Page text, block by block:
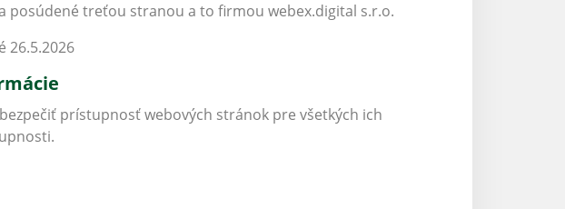
posúdené treťou stranou a to firmou webex.digital s.r.o.
26.5.2026
prístupnosť webových stránok pre všetkých ich